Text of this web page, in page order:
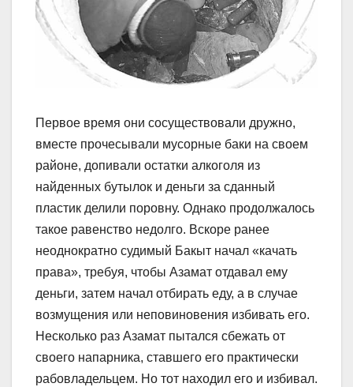
Первое время они сосуществовали дружно,
вместе прочесывали мусорные баки на своем
районе, допивали остатки алкоголя из
найденных бутылок и деньги за сданный
пластик делили поровну. Однако продолжалось
такое равенство недолго. Вскоре ранее
неоднократно судимый Бакыт начал «качать
права», требуя, чтобы Азамат отдавал ему
деньги, затем начал отбирать еду, а в случае
возмущения или неповиновения избивать его.
Несколько раз Азамат пытался сбежать от
своего напарника, ставшего его практически
рабовладельцем. Но тот находил его и избивал.